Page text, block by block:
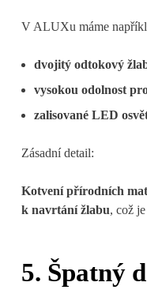
V ALUXu máme
dvojitý odtokový
vysokou odolnost
zalisované LED
Zásadní detail:
Kotvení přírodních
k navrtání žlabu, což
5. Špatný